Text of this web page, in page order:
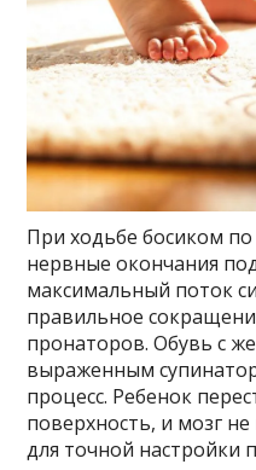
При ходьбе босиком по
нервные окончания
максимальный поток
правильное
пронаторов. Обувь с
выраженным
процесс. Ребенок
поверхность, и мозг
для точной настройки